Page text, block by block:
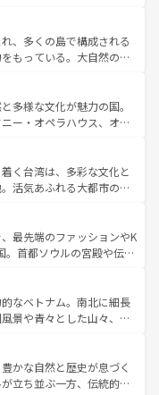
できる。 なお、新
を参照してほしい。
ッピング、エンターテイ
ットだ。一方、アメリカ
ドキャニオンやイエロー
と美食が融合した独特の
各地域で異なる魅力を楽
歴史を感じることができ
リカ
ほしい。
、多くの島で構成される
もっている。大自然の神
の観光地といえばオアフ
マウイ島やカウアイ島が
輝く海をはじめ、豊かな
を迎えてくれるハワイの
ハワイアンミュージッ
べてがハワイの魅力を彩
い。
多様な文化が魅力の国。
ー・オペラハウス、オー
るウルル（エアーズロッ
やケアンズの熱帯雨林な
カフェやワイン、オージ
おり、サーフィンやダイ
ドア好きにはたまらな
を存分に味わいつくそ
く台湾は、多彩な文化と
活気あふれる大都市の台
湾東部など、都市の喧騒
訪れる人に新しい発見と
奥深い台湾の食文化も魅
、バラエティ豊かな料理
湾情報は コンテンツ一覧を参
最先端のファッションやK
。首都ソウルの宮殿や伝統
の自然美を楽しむことが
絶品のストリートフード
ている。夜には、韓国な
彩な魅力を心ゆくまで味
なお、新着の韓国情報はコンテンツ一
なベトナム。南北に細長
景や青々とした山々、世
ハノイの古い町並みやホ
建物も、独特の雰囲気を
ィの豊かさとおいしさで
かな自然と歴史が息づく
立ち並ぶ一方、伝統的な